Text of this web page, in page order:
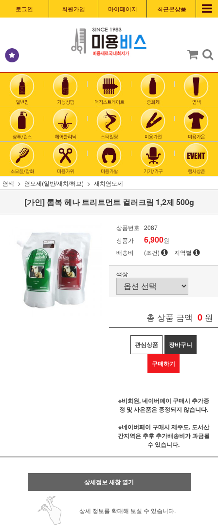
로그인 회원가입 마이페이지 최근본상품
염색 염모제(일반/새치/허브) 새치염모제
[가인] 롬복 헤나 트리트먼트 컬러크림 1,2제 500g
상품번호 2087
상품가
6,900원
배송비
(조건) 지역별
색상
총 상품 금액 0 원
관심상품 장바구니
구매하기
※비회원, 네이버페이 구매시 추가증
정 및 사은품은 증정되지 않습니다.
※네이버페이 구매시 제주도, 도서산
간지역은 추후 추가배송비가 과금될
수 있습니다.
상세정보 새창 열기
상세 정보를 확대해 보실 수 있습니다.